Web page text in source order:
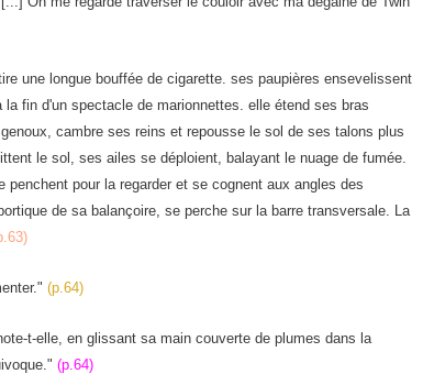
une longue bouffée de cigarette. ses paupières ensevelissent
fin d'un spectacle de marionnettes. elle étend ses bras
cambre ses reins et repousse le sol de ses talons plus
le sol, ses ailes se déploient, balayant le nuage de fumée.
pour la regarder et se cognent aux angles des
de sa balançoire, se perche sur la barre transversale. La
(p.64)
t-elle, en glissant sa main couverte de plumes dans la
(p.64)